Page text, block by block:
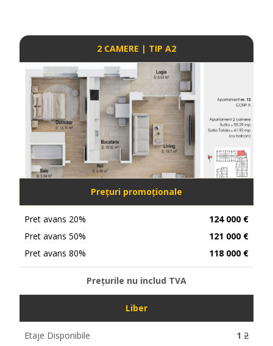
2 CAMERE | TIP A2
Prețuri promoționale
Pret avans 20%
Pret avans 50%
Pret avans 80%
124 000 €
121 000 €
118 000 €
Prețurile nu includ TVA
Liber
Etaje Disponibile 1 2